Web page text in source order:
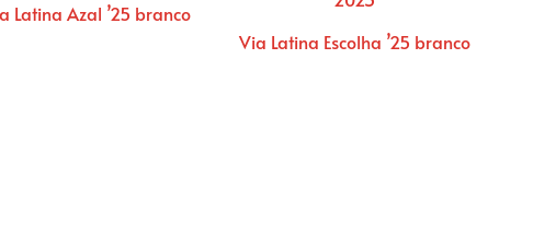
Latina Azal ’25 branco
Via Latina Escolha ’25 branco